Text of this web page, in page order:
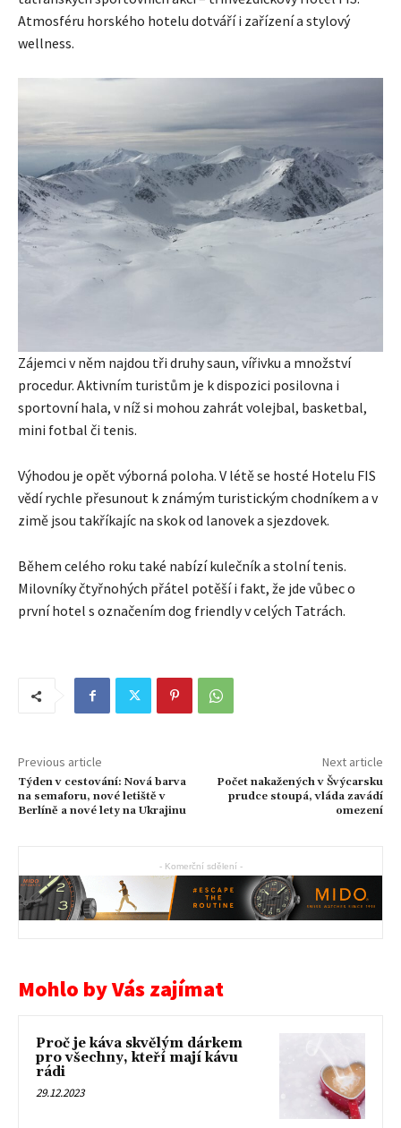
Atmosféru horského hotelu dotváří i zařízení a stylový
wellness.
Zájemci v něm najdou tři druhy saun, vířivku a množství
procedur. Aktivním turistům je k dispozici posilovna i
sportovní hala, v níž si mohou zahrát volejbal, basketbal,
mini fotbal či tenis.
Výhodou je opět výborná poloha. V létě se hosté Hotelu FIS
vědí rychle přesunout k známým turistickým chodníkem a v
zimě jsou takříkajíc na skok od lanovek a sjezdovek.
Během celého roku také nabízí kulečník a stolní tenis.
Milovníky čtyřnohých přátel potěší i fakt, že jde vůbec o
první hotel s označením dog friendly v celých Tatrách.
Previous article
Týden v cestování: Nová barva
na semaforu, nové letiště v
Berlíně a nové lety na Ukrajinu
Next article
Počet nakažených v Švýcarsku
prudce stoupá, vláda zavádí
omezení
- Komerční sdělení -
Mohlo by Vás zajímat
Proč je káva skvělým dárkem
pro všechny, kteří mají kávu
rádi
29.12.2023